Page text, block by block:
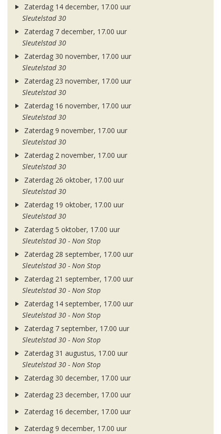
Zaterdag 14 december, 17.00 uur
Sleutelstad 30
Zaterdag 7 december, 17.00 uur
Sleutelstad 30
Zaterdag 30 november, 17.00 uur
Sleutelstad 30
Zaterdag 23 november, 17.00 uur
Sleutelstad 30
Zaterdag 16 november, 17.00 uur
Sleutelstad 30
Zaterdag 9 november, 17.00 uur
Sleutelstad 30
Zaterdag 2 november, 17.00 uur
Sleutelstad 30
Zaterdag 26 oktober, 17.00 uur
Sleutelstad 30
Zaterdag 19 oktober, 17.00 uur
Sleutelstad 30
Zaterdag 5 oktober, 17.00 uur
Sleutelstad 30 - Non Stop
Zaterdag 28 september, 17.00 uur
Sleutelstad 30 - Non Stop
Zaterdag 21 september, 17.00 uur
Sleutelstad 30 - Non Stop
Zaterdag 14 september, 17.00 uur
Sleutelstad 30 - Non Stop
Zaterdag 7 september, 17.00 uur
Sleutelstad 30 - Non Stop
Zaterdag 31 augustus, 17.00 uur
Sleutelstad 30 - Non Stop
Zaterdag 30 december, 17.00 uur
Zaterdag 23 december, 17.00 uur
Zaterdag 16 december, 17.00 uur
Zaterdag 9 december, 17.00 uur